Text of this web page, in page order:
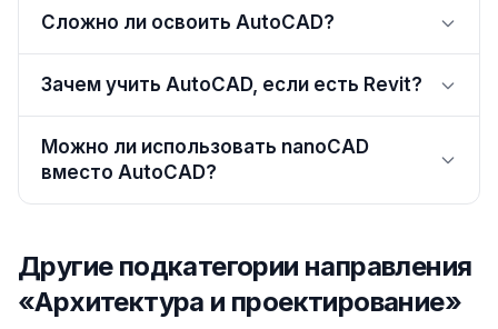
Сложно ли освоить AutoCAD?
Зачем учить AutoCAD, если есть Revit?
Можно ли использовать nanoCAD
вместо AutoCAD?
Другие подкатегории направления
«Архитектура и проектирование»